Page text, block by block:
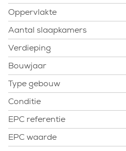
Oppervlakte
Aantal slaapkamers
Verdieping
Bouwjaar
Type gebouw
Conditie
EPC referentie
EPC waarde